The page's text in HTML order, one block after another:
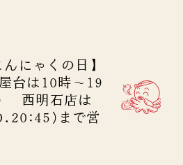
にゃくの日】
台は10時～19
西明石店は
まで営